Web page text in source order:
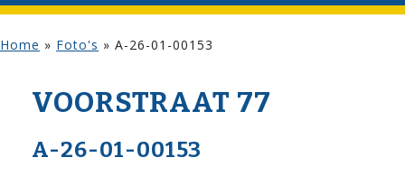
Home » Foto's » A-26-01-00153
VOOR­STRAAT 77
A-26-01-00153